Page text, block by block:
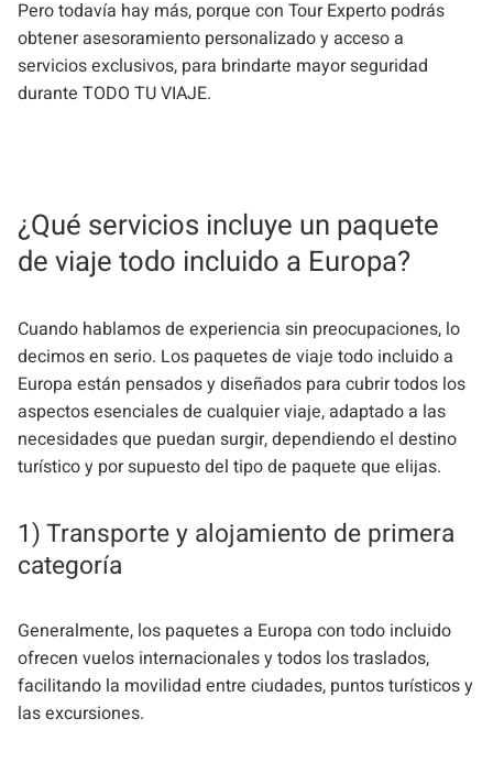
Pero todavía hay más, porque con Tour Experto podrás
obtener asesoramiento personalizado y acceso a
servicios exclusivos, para brindarte mayor seguridad
durante TODO TU VIAJE.
¿Qué servicios incluye un paquete
de viaje todo incluido a Europa?
Cuando hablamos de experiencia sin preocupaciones, lo
decimos en serio. Los paquetes de viaje todo incluido a
Europa están pensados y diseñados para cubrir todos los
aspectos esenciales de cualquier viaje, adaptado a las
necesidades que puedan surgir, dependiendo el destino
turístico y por supuesto del tipo de paquete que elijas.
1) Transporte y alojamiento de primera
categoría
Generalmente, los paquetes a Europa con todo incluido
ofrecen vuelos internacionales y todos los traslados,
facilitando la movilidad entre ciudades, puntos turísticos y
las excursiones.